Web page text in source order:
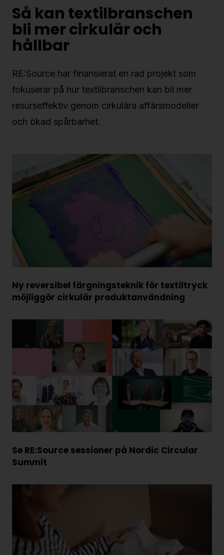
Så kan textilbranschen
bli mer cirkulär och
hållbar
RE:Source har finansierat en rad projekt som
fokuserar på hur textilbranschen kan bli mer
resurseffektiv genom cirkulära affärsmodeller
och ökad spårbarhet.
Ny reversibel färgningsteknik för textiltryck
möjliggör cirkulär produktanvändning
Se RE:Source sessioner på Nordic Circular
Summit